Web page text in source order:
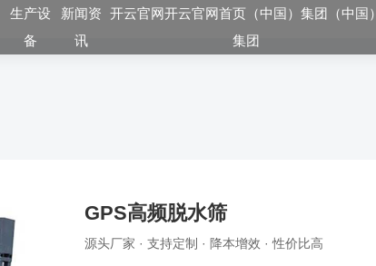
生产设
备
新闻资
讯
开云官网开云官网首页（中国）集团（中国）
集团
GPS高频脱水筛
源头厂家 · 支持定制 · 降本增效 · 性价比高